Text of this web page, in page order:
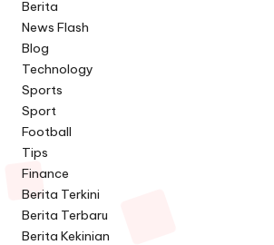
Berita
News Flash
Blog
Technology
Sports
Sport
Football
Tips
Finance
Berita Terkini
Berita Terbaru
Berita Kekinian